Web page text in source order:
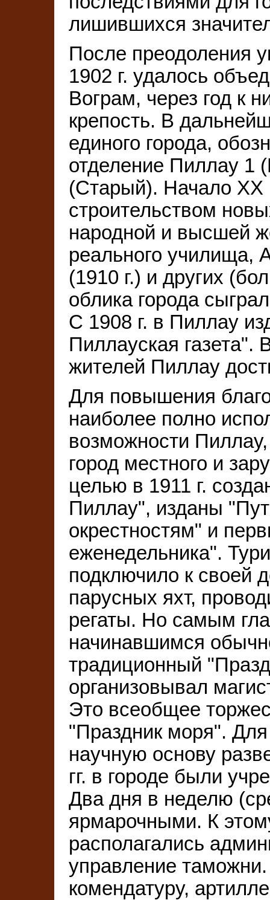
лишившихся
После преодоления
1902 г. удалось
Вограм, через год к
крепость. В
единого города,
отделение Пиллау 1
(Старый). Начало XX
строительством
народной и высшей
реального училища,
(1910 г.) и других
облика города
С 1908 г. в Пиллау
Пиллауская газета".
жителей Пиллау
Для повышения
наиболее полно
возможности
город местного и
целью в 1911 г.
Пиллау", изданы
окрестностям" и
еженедельника".
подключило к своей
парусных яхт,
регаты. Но самым
начинавшимся
традиционный
организовывал
Это всеобщее
"Праздник моря". Для
научную основу
гг. в городе были
Два дня в неделю
ярмарочными. К
располагались
управление
комендатуру,